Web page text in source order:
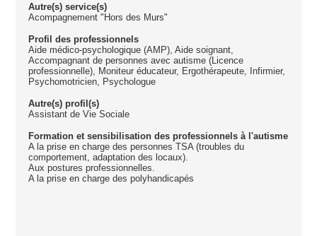
Autre(s) service(s)
Acompagnement "Hors des Murs"
Profil des professionnels
Aide médico-psychologique (AMP), Aide soignant,
Accompagnant de personnes avec autisme (Licence
professionnelle), Moniteur éducateur, Ergothérapeute, Infirmier,
Psychomotricien, Psychologue
Autre(s) profil(s)
Assistant de Vie Sociale
Formation et sensibilisation des professionnels à l'autisme
A la prise en charge des personnes TSA (troubles du
comportement, adaptation des locaux).
Aux postures professionnelles.
A la prise en charge des polyhandicapés